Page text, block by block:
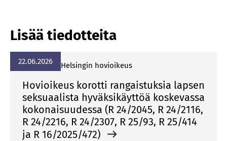
Lisää tiedotteita
22.06.2026 Helsingin hovioikeus
Hovioikeus korotti rangaistuksia lapsen
seksuaalista hyväksikäyttöä koskevassa
kokonaisuudessa (R 24/2045, R 24/2116,
R 24/2216, R 24/2307, R 25/93, R 25/414
ja R 16/2025/472)